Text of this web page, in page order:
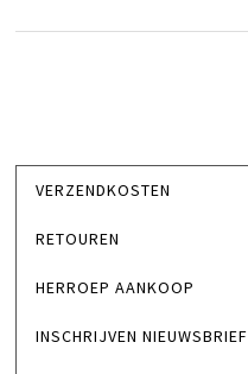
VERZENDKOSTEN
RETOUREN
HERROEP AANKOOP
INSCHRIJVEN NIEUWSBRIEF